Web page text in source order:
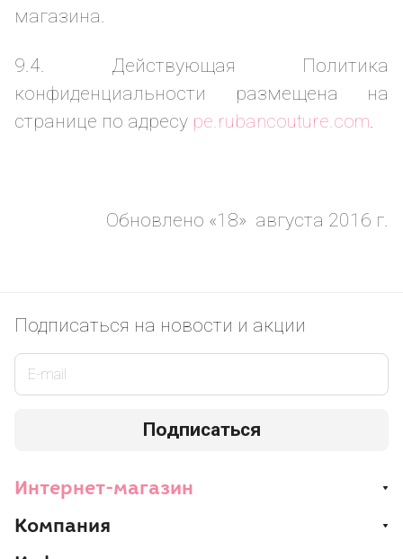
магазина.
9.4. Действующая Политика
конфиденциальности размещена на
странице по адресу pe.rubancouture.com.
Обновлено «18» августа 2016 г.
Подписаться на новости и акции
Подписаться
Интернет-магазин
Компания